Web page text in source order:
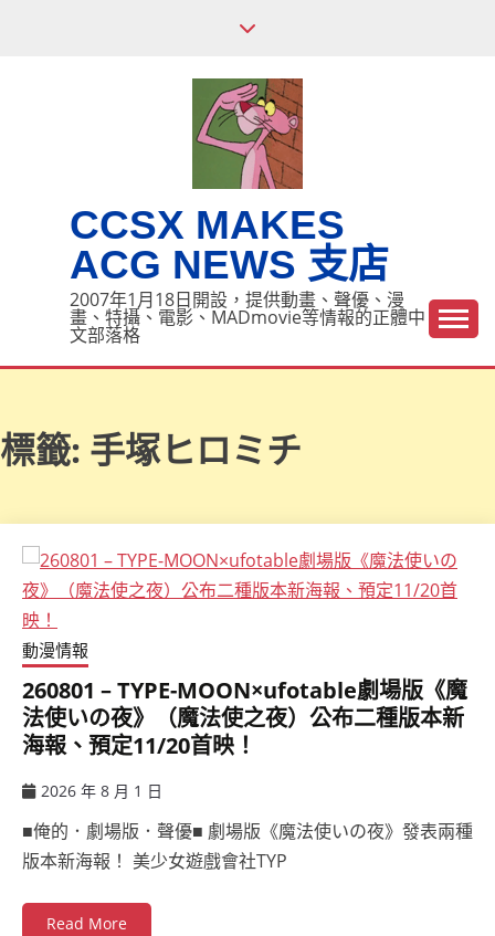
CCSX MAKES
ACG NEWS 支店
2007年1月18日開設，提供動畫、聲優、漫
畫、特攝、電影、MADmovie等情報的正體中
文部落格
標籤: 手塚ヒロミチ
動漫情報
260801 – TYPE-MOON×ufotable劇場版《魔
法使いの夜》（魔法使之夜）公布二種版本新
海報、預定11/20首映！
2026 年 8 月 1 日
■俺的．劇場版．聲優■ 劇場版《魔法使いの夜》發表兩種
版本新海報！ 美少女遊戲會社TYP
Read More